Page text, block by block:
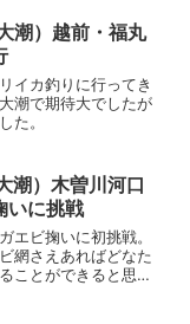
）越前・福丸
イカ釣りに行ってき
潮で期待大でしたが
た。
）木曽川河口
いに挑戦
エビ掬いに初挑戦。
網さえあればどなた
ことができると思い